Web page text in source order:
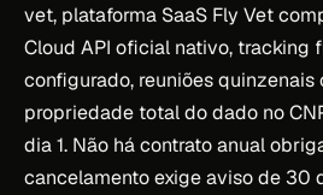
vet, plataforma SaaS Fly Vet
Cloud API oficial nativo, tracking
configurado, reuniões quinzenais
propriedade total do dado no
dia 1. Não há contrato anual
cancelamento exige aviso de 30